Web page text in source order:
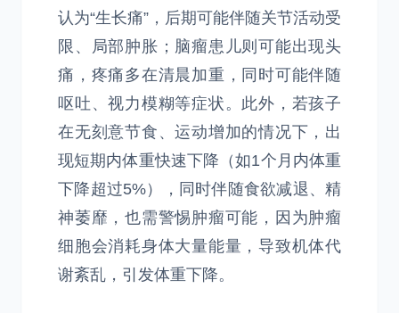
认为“生长痛”，后期可能伴随关节活动受
限、局部肿胀；脑瘤患儿则可能出现头
痛，疼痛多在清晨加重，同时可能伴随
呕吐、视力模糊等症状。此外，若孩子
在无刻意节食、运动增加的情况下，出
现短期内体重快速下降（如1个月内体重
下降超过5%），同时伴随食欲减退、精
神萎靡，也需警惕肿瘤可能，因为肿瘤
细胞会消耗身体大量能量，导致机体代
谢紊乱，引发体重下降。